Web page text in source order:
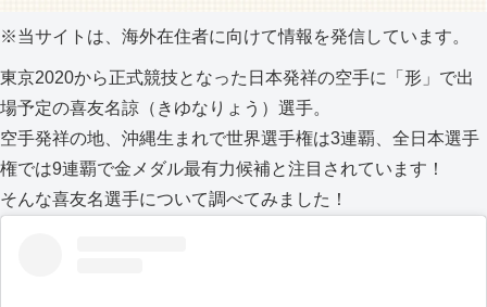
※当サイトは、海外在住者に向けて情報を発信しています。
東京2020から正式競技となった日本発祥の空手に「形」で出
場予定の喜友名諒（きゆなりょう）選手。
空手発祥の地、沖縄生まれで世界選手権は3連覇、全日本選手
権では9連覇で金メダル最有力候補と注目されています！
そんな喜友名選手について調べてみました！